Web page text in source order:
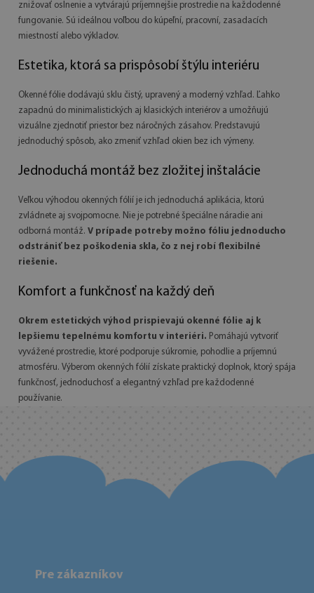
znižovať oslnenie a vytvárajú príjemnejšie prostredie na každodenné
fungovanie. Sú ideálnou voľbou do kúpeľní, pracovní, zasadacích
miestností alebo výkladov.
Estetika, ktorá sa prispôsobí štýlu interiéru
Okenné fólie dodávajú sklu čistý, upravený a moderný vzhľad. Ľahko
zapadnú do minimalistických aj klasických interiérov a umožňujú
vizuálne zjednotiť priestor bez náročných zásahov. Predstavujú
jednoduchý spôsob, ako zmeniť vzhľad okien bez ich výmeny.
Jednoduchá montáž bez zložitej inštalácie
Veľkou výhodou okenných fólií je ich jednoduchá aplikácia, ktorú
zvládnete aj svojpomocne. Nie je potrebné špeciálne náradie ani
odborná montáž. V prípade potreby možno fóliu jednoducho
odstrániť bez poškodenia skla, čo z nej robí flexibilné
riešenie.
Komfort a funkčnosť na každý deň
Okrem estetických výhod prispievajú okenné fólie aj k
lepšiemu tepelnému komfortu v interiéri. Pomáhajú vytvoriť
vyvážené prostredie, ktoré podporuje súkromie, pohodlie a príjemnú
atmosféru. Výberom okenných fólií získate praktický doplnok, ktorý spája
funkčnosť, jednoduchosť a elegantný vzhľad pre každodenné
používanie.
Pre zákazníkov